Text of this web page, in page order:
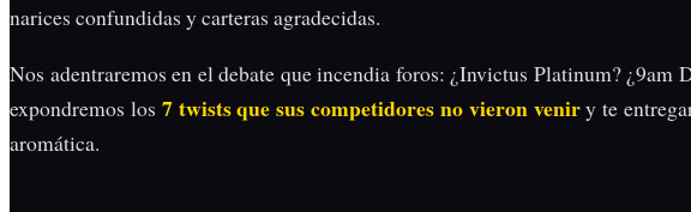
narices confundidas y carteras agradecidas.
Nos adentraremos en el debate que incendia foros: ¿Invictus Platinum?
expondremos los 7 twists que sus competidores no vieron veniry te
aromática.